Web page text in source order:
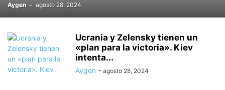
Aygen - agosto 28, 2024
Ucrania y Zelensky tienen un
«plan para la victoria». Kiev
intenta...
Aygen - agosto 28, 2024